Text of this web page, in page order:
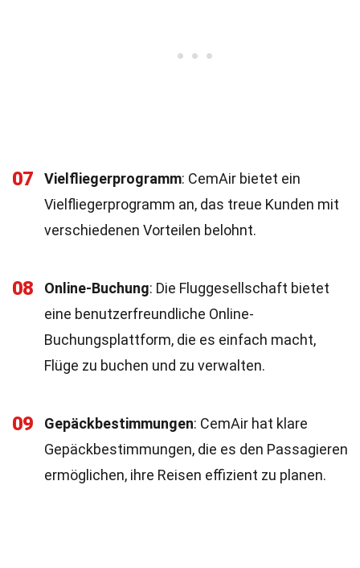
07 Vielfliegerprogramm: CemAir bietet ein
Vielfliegerprogramm an, das treue Kunden mit
verschiedenen Vorteilen belohnt.
08 Online-Buchung: Die Fluggesellschaft bietet
eine benutzerfreundliche Online-
Buchungsplattform, die es einfach macht,
Flüge zu buchen und zu verwalten.
09 Gepäckbestimmungen: CemAir hat klare
Gepäckbestimmungen, die es den Passagieren
ermöglichen, ihre Reisen effizient zu planen.